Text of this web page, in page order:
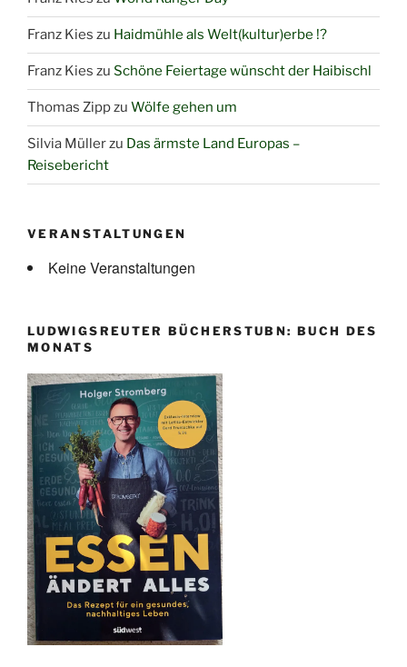
Franz Kies zu Haidmühle als Welt(kultur)erbe !?
Franz Kies zu Schöne Feiertage wünscht der Haibischl
Thomas Zippzu Wölfe gehen um
Silvia Müllerzu Das ärmste Land Europas –
Reisebericht
VERANSTALTUNGEN
Keine Veranstaltungen
LUDWIGSREUTER BÜCHERSTUBN: BUCH DES
MONATS